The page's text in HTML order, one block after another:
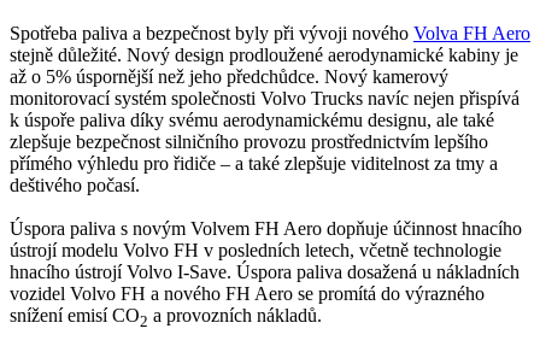
Spotřeba paliva a bezpečnost byly při vývoji nového Volva FH Aero
stejně důležité. Nový design prodloužené aerodynamické kabiny je
až o 5% úspornější než jeho předchůdce. Nový kamerový
monitorovací systém společnosti Volvo Trucks navíc nejen přispívá
k úspoře paliva díky svému aerodynamickému designu, ale také
zlepšuje bezpečnost silničního provozu prostřednictvím lepšího
přímého výhledu pro řidiče – a také zlepšuje viditelnost za tmy a
deštivého počasí.
Úspora paliva s novým Volvem FH Aero dopňuje účinnost hnacího
ústrojí modelu Volvo FH v posledních letech, včetně technologie
hnacího ústrojí Volvo I-Save. Úspora paliva dosažená u nákladních
vozidel Volvo FH a nového FH Aero se promítá do výrazného
snížení emisí CO2 a provozních nákladů.